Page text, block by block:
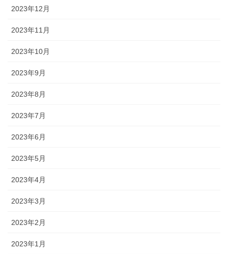
2023年12月
2023年11月
2023年10月
2023年9月
2023年8月
2023年7月
2023年6月
2023年5月
2023年4月
2023年3月
2023年2月
2023年1月